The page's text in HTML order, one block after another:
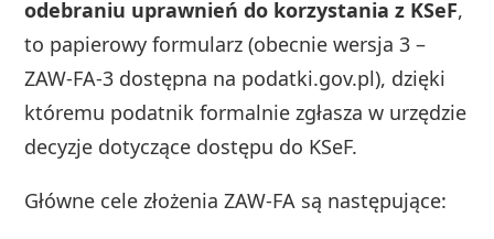
odebraniu uprawnień do korzystania z KSeF,
to papierowy formularz (obecnie wersja 3 –
ZAW-FA-3 dostępna na podatki.gov.pl), dzięki
któremu podatnik formalnie zgłasza w urzędzie
decyzje dotyczące dostępu do KSeF.
Główne cele złożenia ZAW-FA są następujące: